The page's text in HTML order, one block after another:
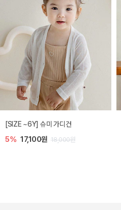
밀라 아기 점프수트
10% 30,600원 34,000원